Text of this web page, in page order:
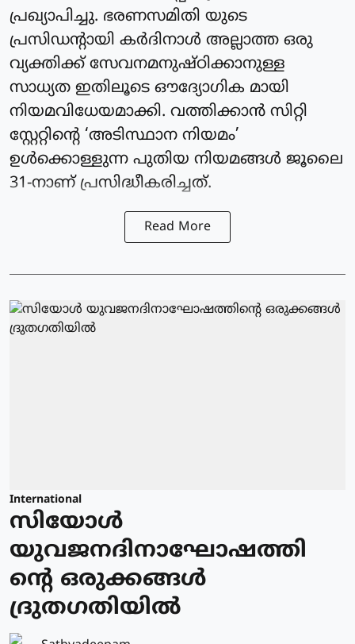
പ്രഖ്യാപിച്ചു. ഭരണസമിതി യുടെ
പ്രസിഡന്റായി കര്‍ദിനാള്‍ അല്ലാത്ത ഒരു
വ്യക്തിക്ക് സേവനമനുഷ്ഠിക്കാനുള്ള
സാധ്യത ഇതിലൂടെ ഔദ്യോഗിക മായി
നിയമവിധേയമാക്കി. വത്തിക്കാന്‍ സിറ്റി
സ്റ്റേറ്റിന്റെ ‘അടിസ്ഥാന നിയമം’
ഉള്‍ക്കൊള്ളുന്ന പുതിയ നിയമങ്ങള്‍ ജൂലൈ
31-നാണ് പ്രസിദ്ധീകരിച്ചത്.
Read More
International
സിയോള്‍
യുവജനദിനാഘോഷത്തി
ന്റെ ഒരുക്കങ്ങള്‍
ദ്രുതഗതിയില്‍